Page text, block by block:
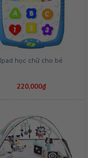
Ipad học chữ cho bé
220,000₫